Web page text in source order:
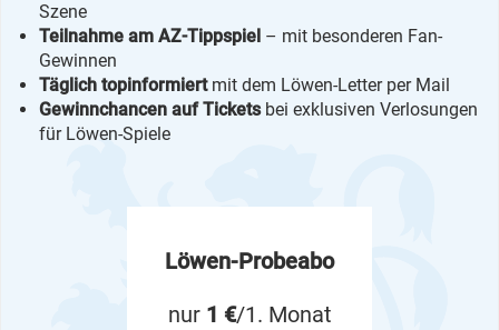
Szene
Teilnahme am AZ-Tippspiel – mit besonderen Fan-
Gewinnen
Täglich topinformiertmit dem Löwen-Letter per Mail
Gewinnchancen auf Ticketsbei exklusiven Verlosungen
für Löwen-Spiele
Löwen-Probeabo
nur 1 €/1. Monat